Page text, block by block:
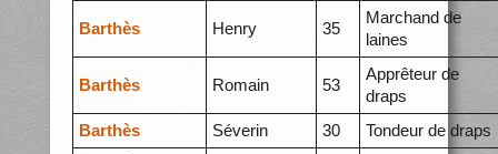
Barthès Henry 35
Marchand de
laines
Barthès Romain 53
Apprêteur de
draps
Barthès
Séverin 30
Tondeur de draps